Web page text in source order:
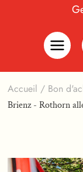
Accueil / Bon
Brienz - Rothorn